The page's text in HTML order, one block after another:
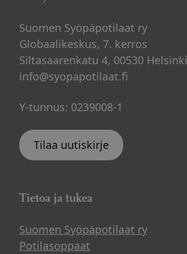
Suomen Syöpäpotilaat ry
Globaalikeskus, 7. kerros
Siltasaarenkatu 4, 00530 Helsinki
info@syopapotilaat.fi
Y-tunnus: 0239008-1
Tilaa uutiskirje
Tietoa ja tukea
Suomen Syöpäpotilaat ry
Potilasoppaat